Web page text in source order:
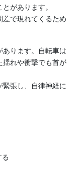
があります。
差で現れてくるため
ります。自転車は
揺れや衝撃でも首が
張し、自律神経に